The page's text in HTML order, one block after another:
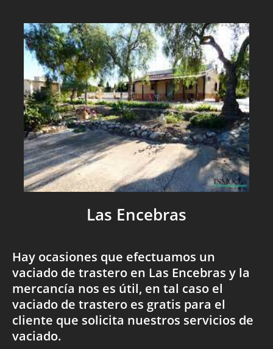
Las Encebras
Hay ocasiones que efectuamos un
vaciado de trastero en Las Encebras y la
mercancía nos es útil, en tal caso el
vaciado de trastero es gratis para el
cliente que solicita nuestros servicios de
vaciado.